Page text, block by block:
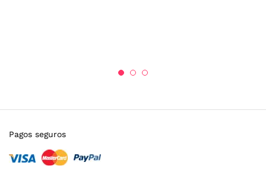
Pagos seguros